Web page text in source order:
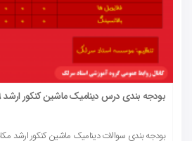
بودجه بندی درس دینامیک ماشین کنکور ارشد 89 تا 1404